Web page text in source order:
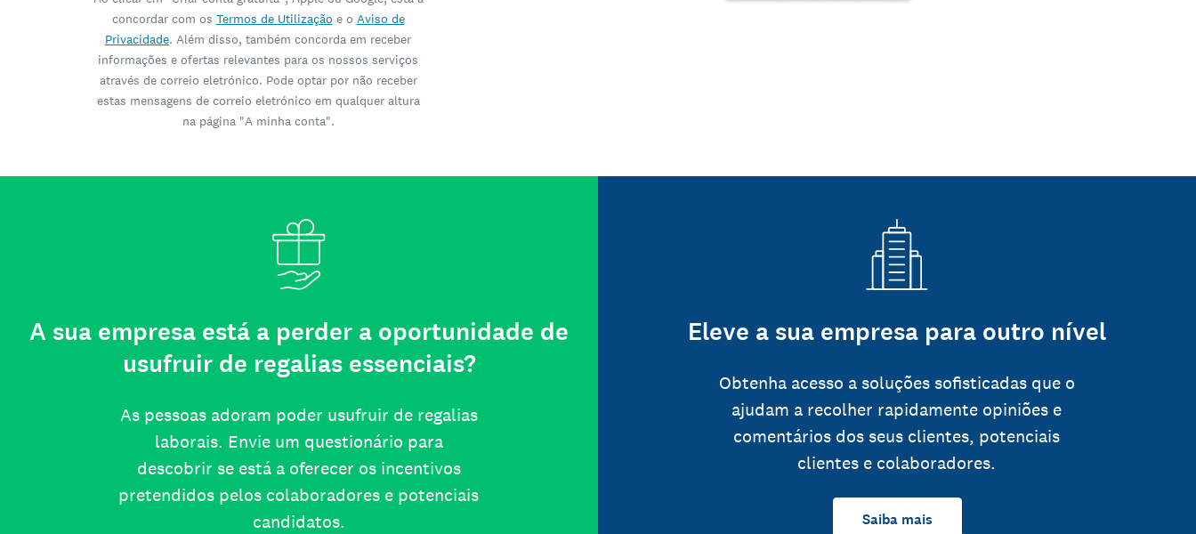
concordar com os Termos de Utilização e o Aviso de
Privacidade. Além disso, também concorda em receber
informações e ofertas relevantes para os nossos serviços
através de correio eletrónico. Pode optar por não receber
estas mensagens de correio eletrónico em qualquer altura
na página "A minha conta".
A sua empresa está a perder a oportunidade de
usufruir de regalias essenciais?
As pessoas adoram poder usufruir de regalias
laborais. Envie um questionário para
descobrir se está a oferecer os incentivos
pretendidos pelos colaboradores e potenciais
candidatos.
Eleve a sua empresa para outro nível
Obtenha acesso a soluções sofisticadas que o
ajudam a recolher rapidamente opiniões e
comentários dos seus clientes, potenciais
clientes e colaboradores.
Saiba mais